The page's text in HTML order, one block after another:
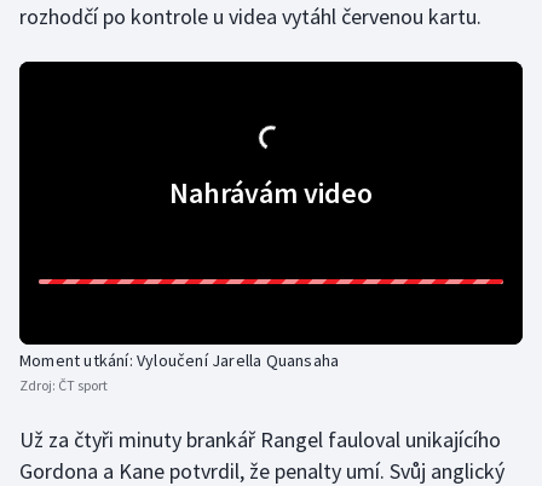
rozhodčí po kontrole u videa vytáhl červenou kartu.
Nahrávám video
Moment utkání: Vyloučení Jarella Quansaha
Zdroj: ČT sport
Už za čtyři minuty brankář Rangel fauloval unikajícího
Gordona a Kane potvrdil, že penalty umí. Svůj anglický